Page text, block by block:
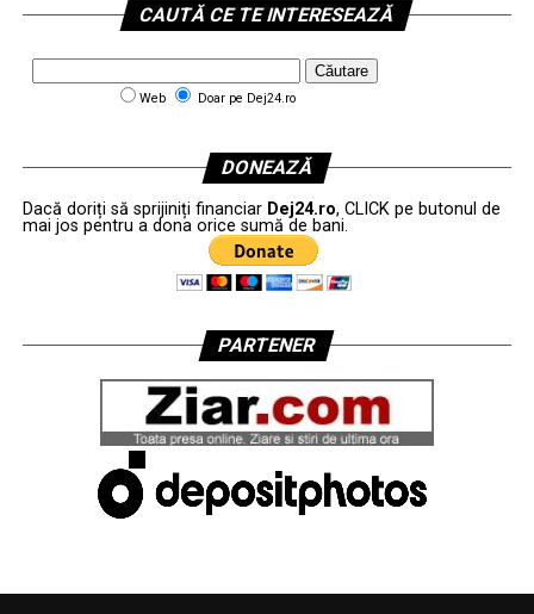
CAUTĂ CE TE INTERESEAZĂ
Web Doar pe Dej24.ro
DONEAZĂ
Dacă doriți să sprijiniți financiar Dej24.ro, CLICK pe butonul de
mai jos pentru a dona orice sumă de bani.
PARTENER